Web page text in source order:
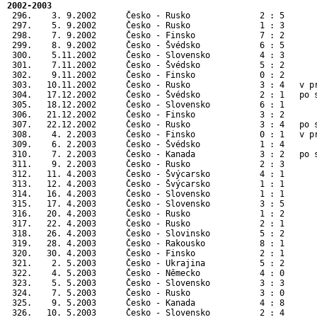
2002-2003
296.    3. 9.2002      Česko - Rusko              2 : 5
297.    5. 9.2002      Česko - Rusko              1 : 3
298.    7. 9.2002      Česko - Finsko             7 : 2
299.    8. 9.2002      Česko - Švédsko            6 : 5
300.    5.11.2002      Česko - Slovensko          4 : 3
301.    7.11.2002      Česko - Švédsko            5 : 2
302.    9.11.2002      Česko - Finsko             0 : 2
303.   10.11.2002      Česko - Rusko              3 : 4   v
304.   17.12.2002      Česko - Švédsko            2 : 1   po
305.   18.12.2002      Česko - Slovensko          6 : 1
306.   21.12.2002      Česko - Finsko             3 : 2
307.   22.12.2002      Česko - Rusko              3 : 4   po
308.    4. 2.2003      Česko - Finsko             0 : 1   v
309.    6. 2.2003      Česko - Švédsko            1 : 4
310.    7. 2.2003      Česko - Kanada             3 : 2   po
311.    9. 2.2003      Česko - Rusko              2 : 3
312.   11. 4.2003      Česko - Švýcarsko          4 : 1
313.   12. 4.2003      Česko - Švýcarsko          1 : 1
314.   16. 4.2003      Česko - Slovensko          1 : 1
315.   17. 4.2003      Česko - Slovensko          3 : 5
316.   20. 4.2003      Česko - Rusko              1 : 2
317.   22. 4.2003      Česko - Rusko              2 : 1
318.   26. 4.2003      Česko - Slovinsko
319.   28. 4.2003      Česko - Rakousko
320.   30. 4.2003      Česko - Finsko
321.    2. 5.2003      Česko - Ukrajina
322.    4. 5.2003      Česko - Německo
323.    5. 5.2003      Česko - Slovensko
324.    7. 5.2003      Česko - Rusko
325.    9. 5.2003      Česko - Kanada
326.   10. 5.2003      Česko - Slovensko